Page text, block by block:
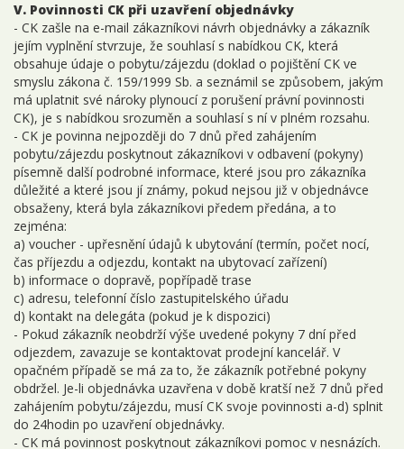
V. Povinnosti CK při uzavření objednávky
- CK zašle na e-mail zákazníkovi návrh objednávky a zákazník
jejím vyplnění stvrzuje, že souhlasí s nabídkou CK, která
obsahuje údaje o pobytu/zájezdu (doklad o pojištění CK ve
smyslu zákona č. 159/1999 Sb. a seznámil se způsobem, jakým
má uplatnit své nároky plynoucí z porušení právní povinnosti
CK), je s nabídkou srozuměn a souhlasí s ní v plném rozsahu.
- CK je povinna nejpozději do 7 dnů před zahájením
pobytu/zájezdu poskytnout zákazníkovi v odbavení (pokyny)
písemně další podrobné informace, které jsou pro zákazníka
důležité a které jsou jí známy, pokud nejsou již v objednávce
obsaženy, která byla zákazníkovi předem předána, a to
zejména:
a) voucher - upřesnění údajů k ubytování (termín, počet nocí,
čas příjezdu a odjezdu, kontakt na ubytovací zařízení)
b) informace o dopravě, popřípadě trase
c) adresu, telefonní číslo zastupitelského úřadu
d) kontakt na delegáta (pokud je k dispozici)
- Pokud zákazník neobdrží výše uvedené pokyny 7 dní před
odjezdem, zavazuje se kontaktovat prodejní kancelář. V
opačném případě se má za to, že zákazník potřebné pokyny
obdržel. Je-li objednávka uzavřena v době kratší než 7 dnů před
zahájením pobytu/zájezdu, musí CK svoje povinnosti a-d) splnit
do 24hodin po uzavření objednávky.
- CK má povinnost poskytnout zákazníkovi pomoc v nesnázích.